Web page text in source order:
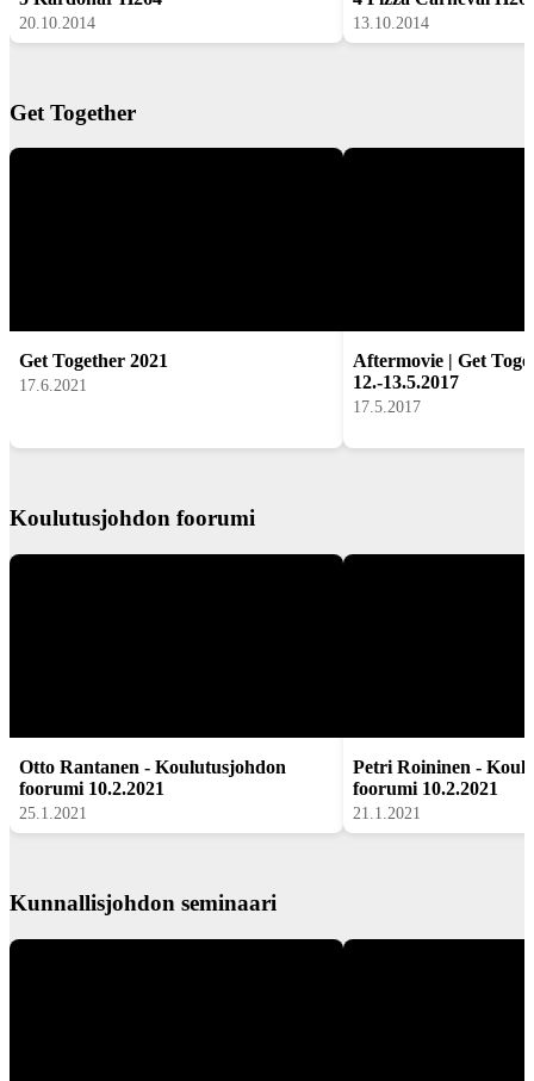
20.10.2014 13.10.2014
Get Together
Get Together 2021
17.6.2021
Aftermovie | Get
12.-13.5.2017
17.5.2017
Koulutusjohdon foorumi
Otto Rantanen - Koulutusjohdon
foorumi 10.2.2021
25.1.2021
Petri Roininen -
foorumi 10.2.2021
21.1.2021
Kunnallisjohdon seminaari